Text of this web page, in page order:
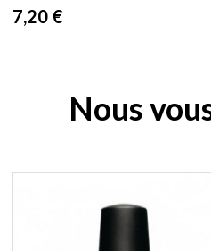
Prix
7,20 €
Nous